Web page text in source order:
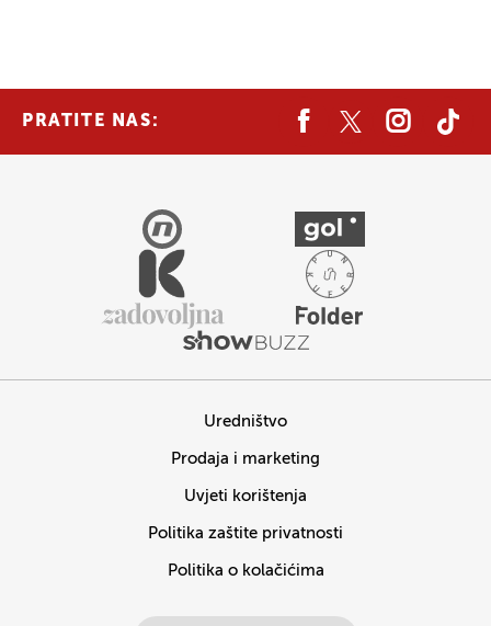
PRATITE NAS:
Uredništvo
Prodaja i marketing
Uvjeti korištenja
Politika zaštite privatnosti
Politika o kolačićima